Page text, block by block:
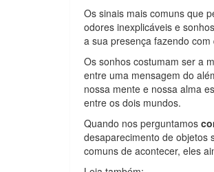
Os sinais mais comuns que
odores inexplicáveis e
a sua presença fazendo
Os sonhos costumam ser a
entre uma mensagem do
nossa mente e nossa alma
entre os dois mundos.
Quando nos perguntamos
desaparecimento de objetos
comuns de acontecer, eles